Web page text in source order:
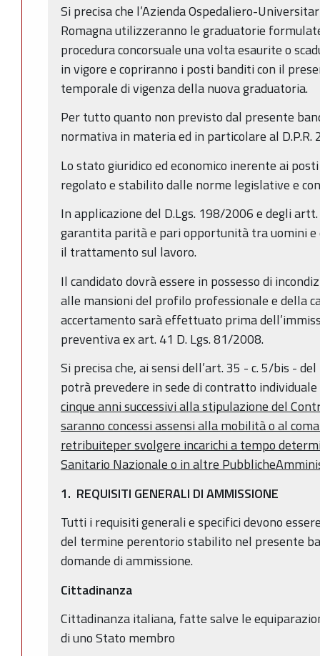
Si precisa che l’Azienda Ospedaliero-
Romagna utilizzeranno le graduatorie
procedura concorsuale una volta esaurite o
in vigore e copriranno i posti banditi con il
temporale di vigenza della nuova graduatoria.
Per tutto quanto non previsto dal presente
normativa in materia ed in particolare al D.P.R.
Lo stato giuridico ed economico inerente ai
regolato e stabilito dalle norme legislative e
In applicazione del D.Lgs. 198/2006 e degli
garantita parità e pari opportunità tra uomini e
il trattamento sul lavoro.
Il candidato dovrà essere in possesso di
alle mansioni del profilo professionale e della
accertamento sarà effettuato prima
preventiva ex art. 41 D. Lgs. 81/2008.
Si precisa che, ai sensi dell’art. 35 - c. 5/bis -
potrà prevedere in sede di contratto
cinque anni successivi alla stipulazione del
saranno concessi assensi alla mobilità o al
retribuiteper svolgere incarichi a tempo
Sanitario Nazionale o in altre Pubbliche
1. REQUISITI GENERALI DI AMMISSIONE
Tutti i requisiti generali e specifici devono
del termine perentorio stabilito nel presente
domande di ammissione.
Cittadinanza
Cittadinanza italiana, fatte salve le
di uno Stato membro